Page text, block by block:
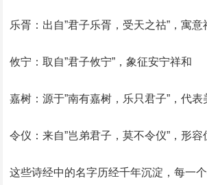
乐胥：出自”君子乐胥，受天之祜”，寓意
攸宁：取自”君子攸宁”，象征安宁祥和
嘉树：源于”南有嘉树，乐只君子”，代表
令仪：来自”岂弟君子，莫不令仪”，形容
这些诗经中的名字历经千年沉淀，每一